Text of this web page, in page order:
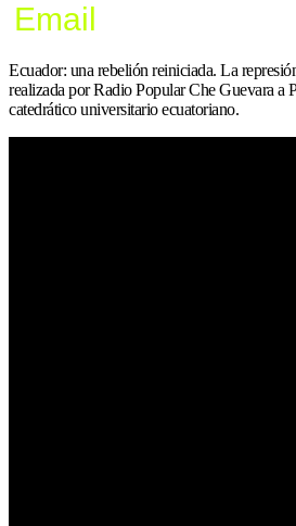
Email
Ecuador: una rebelión reiniciada. La
realizada por Radio Popular Che Guevara a
catedrático universitario ecuatoriano.